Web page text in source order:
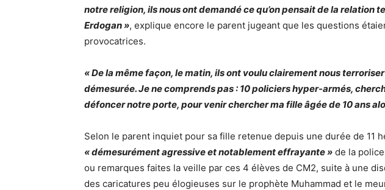
notre religion, ils nous ont demandé ce qu’on pensait de la relation
Erdogan », explique encore le parent jugeant que les questions
provocatrices.
« De la même façon, le matin, ils ont voulu clairement nous
démesurée. Je ne comprends pas : 10 policiers hyper-armés,
défoncer notre porte, pour venir chercher ma fille âgée de 10 ans
Selon le parent inquiet pour sa fille retenue depuis une durée de 11
« démesurément agressive et notablement effrayante » de la
ou remarques faites la veille par ces 4 élèves de CM2, suite à une
des caricatures peu élogieuses sur le prophète Muhammad et le